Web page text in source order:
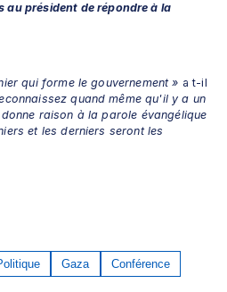
au président de répondre à la
qui forme le gouvernement » a t-il
quand même qu'il y a un
raison à la parole évangélique
et les derniers seront les
Gaza
Conférence